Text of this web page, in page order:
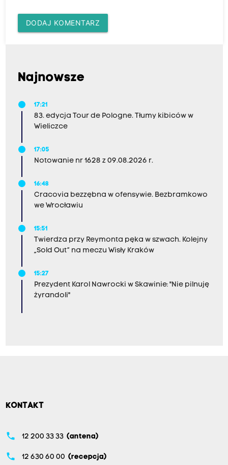
DODAJ KOMENTARZ
Najnowsze
17:21
83. edycja Tour de Pologne. Tłumy kibiców w
Wieliczce
17:05
Notowanie nr 1628 z 09.08.2026 r.
16:48
Cracovia bezzębna w ofensywie. Bezbramkowo
we Wrocławiu
15:51
Twierdza przy Reymonta pęka w szwach. Kolejny
„Sold Out” na meczu Wisły Kraków
15:27
Prezydent Karol Nawrocki w Skawinie: "Nie pilnuję
żyrandoli"
KONTAKT
phone 12 200 33 33 (antena)
phone 12 630 60 00 (recepcja)